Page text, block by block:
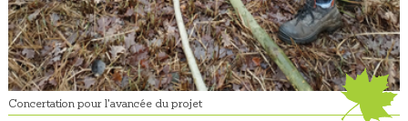
Concertation pour l’avancée du projet